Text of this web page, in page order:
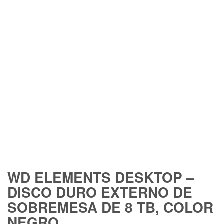
WD ELEMENTS DESKTOP –
DISCO DURO EXTERNO DE
SOBREMESA DE 8 TB, COLOR